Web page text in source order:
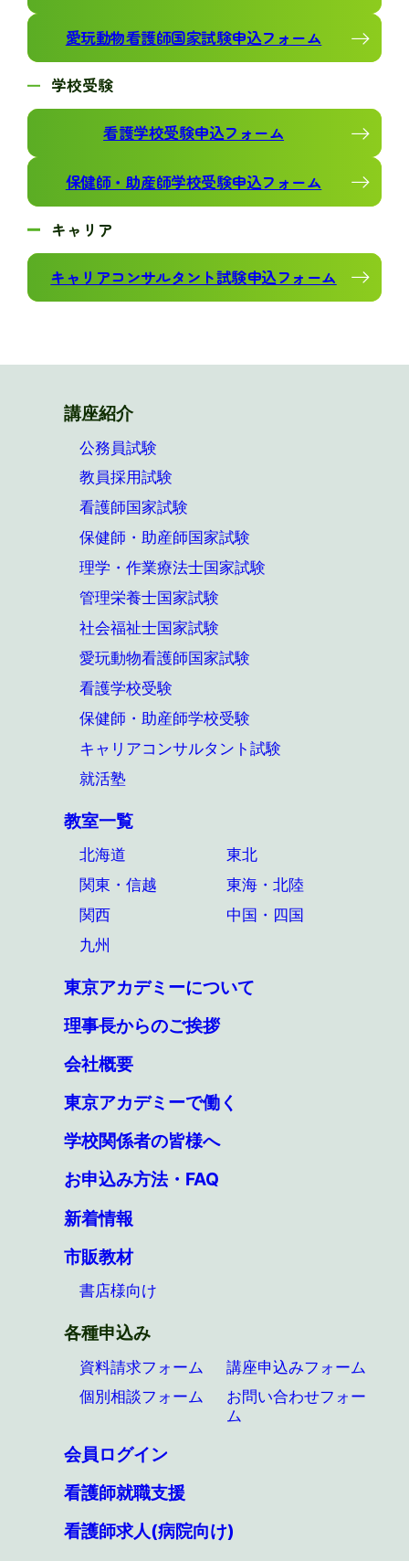
愛玩動物看護師国家試験申込フォーム
学校受験
看護学校受験申込フォーム
保健師・助産師学校受験申込フォーム
キャリア
キャリアコンサルタント試験申込フォーム
講座紹介
公務員試験
教員採用試験
看護師国家試験
保健師・助産師国家試験
理学・作業療法士国家試験
管理栄養士国家試験
社会福祉士国家試験
愛玩動物看護師国家試験
看護学校受験
保健師・助産師学校受験
キャリアコンサルタント試験
就活塾
教室一覧
北海道
東北
関東・信越
東海・北陸
関西
中国・四国
九州
東京アカデミーについて
理事長からのご挨拶
会社概要
東京アカデミーで働く
学校関係者の皆様へ
お申込み方法・FAQ
新着情報
市販教材
書店様向け
各種申込み
資料請求フォーム
講座申込みフォーム
個別相談フォーム
お問い合わせフォー
ム
会員ログイン
看護師就職支援
看護師求人(病院向け)